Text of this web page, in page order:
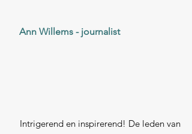
Ann Willems - journalist
Intrigerend en inspirerend! De leden van